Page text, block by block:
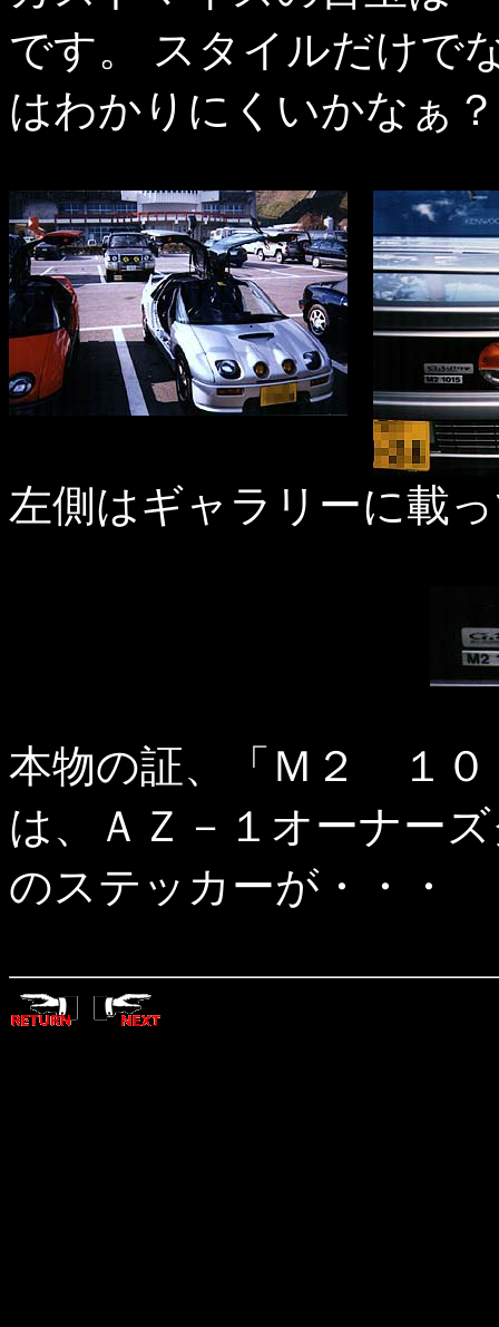
です。 スタイルだけで
はわかりにくいかなぁ？
左側はギャラリーに載
本物の証、「Ｍ２ １０
は、ＡＺ－１オーナー
のステッカーが・・・